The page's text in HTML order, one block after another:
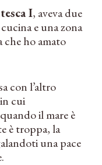
I, aveva due
e una zona
che ho amato
con l’altro
cui
il mare è
è troppa, la
una pace